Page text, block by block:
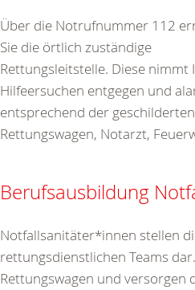
Über die Notrufnummer 112
Sie die örtlich zuständige
Rettungsleitstelle. Diese nimmt
Hilfeersuchen entgegen und
entsprechend der
Rettungswagen, Notarzt,
Berufsausbildung
Notfallsanitäter*innen stellen
rettungsdienstlichen Teams
Rettungswagen und versorgen